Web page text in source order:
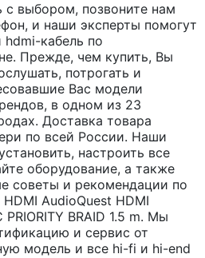
с выбором, позвоните нам
и наши эксперты помогут
кабель по
Прежде, чем купить, Вы
потрогать и
Вас модели
в одном из 23
Доставка товара
по всей России. Наши
настроить все
оборудование, а также
советы и рекомендации по
AudioQuest HDMI
PRIORITY BRAID 1.5 m. Мы
и сервис от
модель и все hi-fi и hi-end